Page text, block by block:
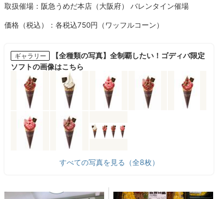
取扱催場：阪急うめだ本店（大阪府） バレンタイン催場
価格（税込）：各税込750円（ワッフルコーン）
ギャラリー
【全種類の写真】全制覇したい！ゴディバ限定
ソフトの画像はこちら
すべての写真を見る（全8枚）